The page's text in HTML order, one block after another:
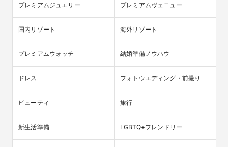
プレミアムジュエリー プレミアムヴェニュー
国内リゾート 海外リゾート
プレミアムウォッチ 結婚準備ノウハウ
ドレス フォトウエディング・前撮り
ビューティ 旅行
新生活準備 LGBTQ+フレンドリー